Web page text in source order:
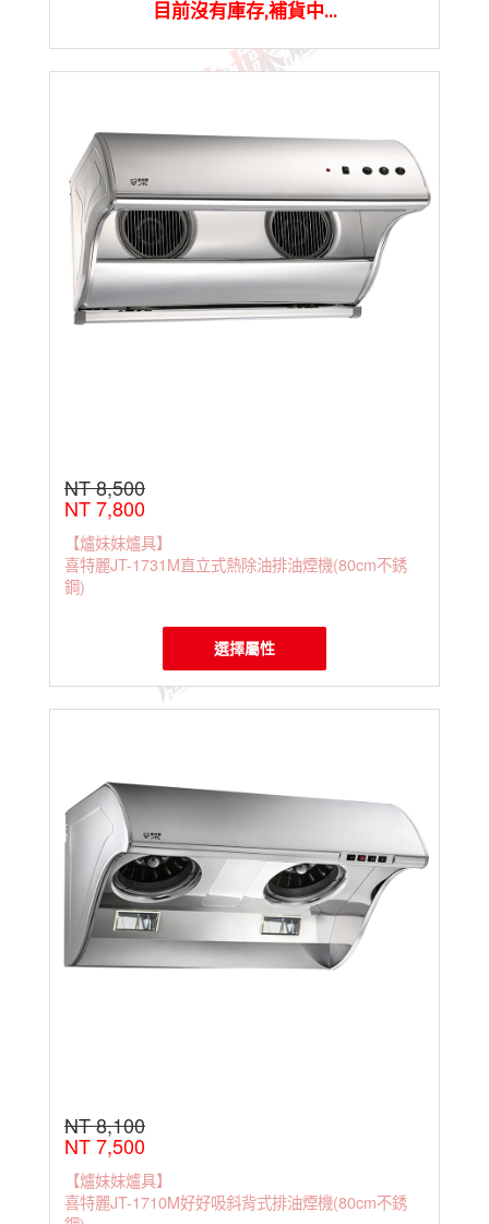
目前沒有庫存,補貨中...
NT 8,500
NT 7,800
【爐妹妹爐具】
喜特麗JT-1731M直立式熱除油排油煙機(80cm不銹
鋼)
選擇屬性
NT 8,100
NT 7,500
【爐妹妹爐具】
喜特麗JT-1710M好好吸斜背式排油煙機(80cm不銹